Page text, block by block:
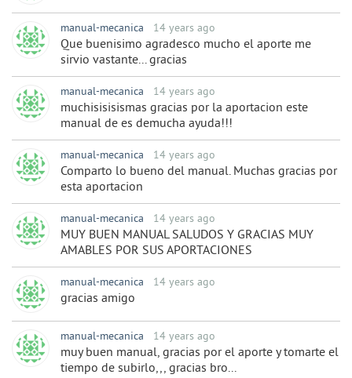
manual-mecanica 14 years ago
Que buenisimo agradesco mucho el aporte me
sirvio vastante... gracias
manual-mecanica 14 years ago
muchisisisismas gracias por la aportacion este
manual de es demucha ayuda!!!
manual-mecanica 14 years ago
Comparto lo bueno del manual. Muchas gracias por
esta aportacion
manual-mecanica 14 years ago
MUY BUEN MANUAL SALUDOS Y GRACIAS MUY
AMABLES POR SUS APORTACIONES
manual-mecanica 14 years ago
gracias amigo
manual-mecanica 14 years ago
muy buen manual, gracias por el aporte y tomarte el
tiempo de subirlo,,, gracias bro...